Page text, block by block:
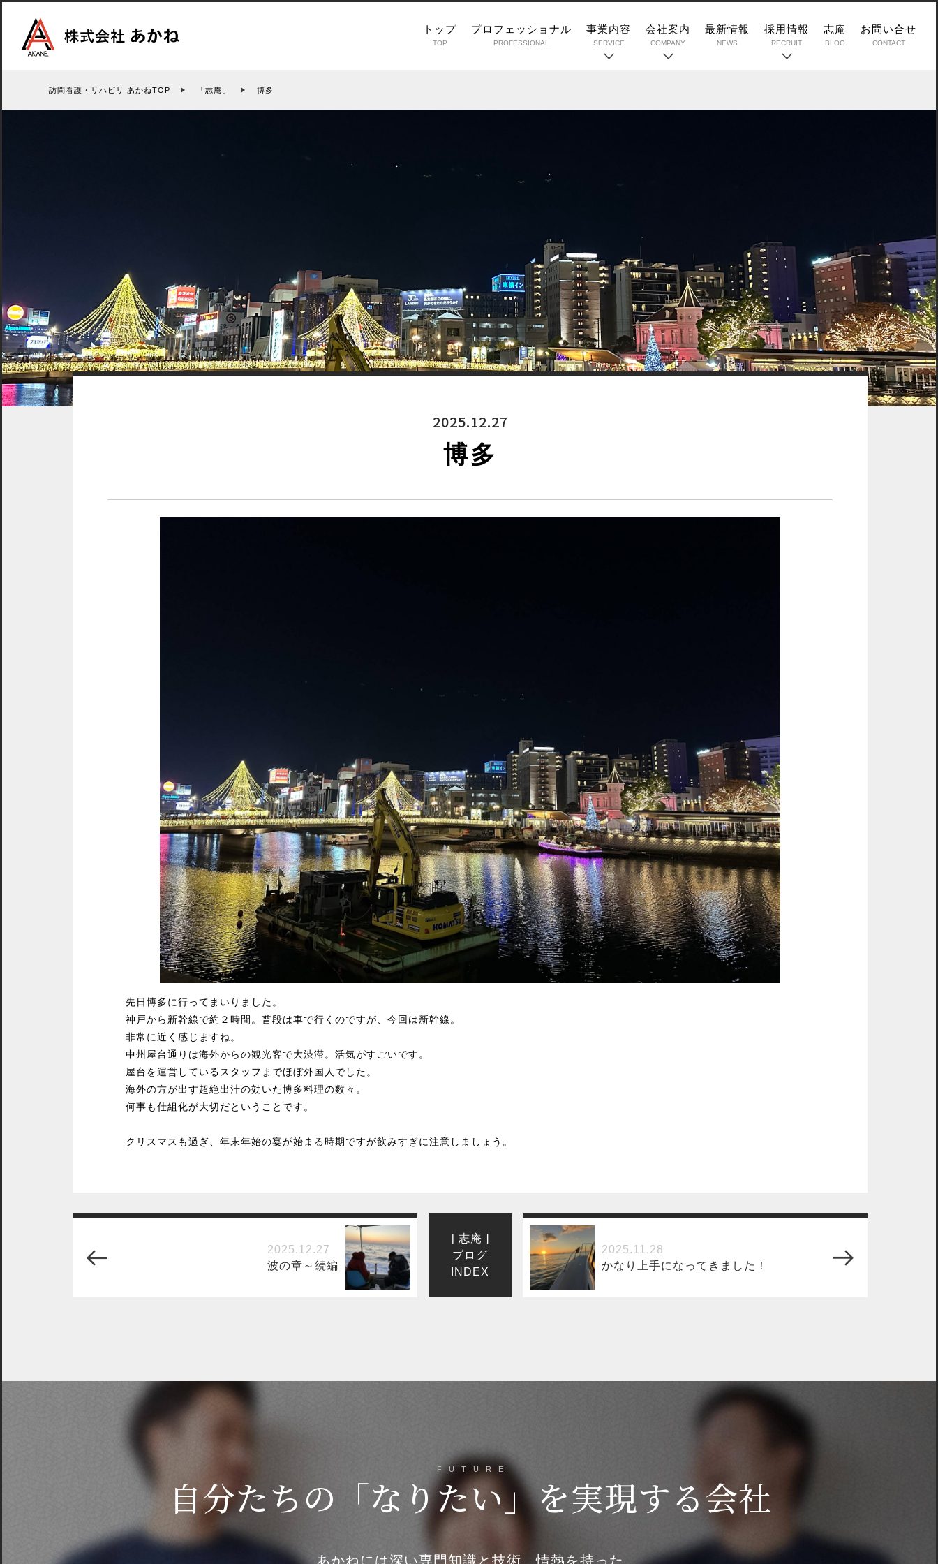
トップ
TOP
プロフェッショナル
PROFESSIONAL
事業内容
SERVICE
会社案内
COMPANY
最新情報
NEWS
採用情報
RECRUIT
志庵
BLOG
お問い合せ
CONTACT
訪問看護・リハビリ あかねTOP 「志庵」 博多
2025.12.27
博多
先日博多に行ってまいりました。
神戸から新幹線で約２時間。普段は車で行くのですが、今回は新幹線。
非常に近く感じますね。
中州屋台通りは海外からの観光客で大渋滞。活気がすごいです。
屋台を運営しているスタッフまでほぼ外国人でした。
海外の方が出す超絶出汁の効いた博多料理の数々。
何事も仕組化が大切だということです。
クリスマスも過ぎ、年末年始の宴が始まる時期ですが飲みすぎに注意しましょう。
[ 志庵 ]
ブログ
INDEX
2025.12.27
波の章～続編
2025.11.28
かなり上手になってきました！
FUTURE
自分たちの 「なりたい」を実現する会社
あかねには深い専門知識と技術、情熱を持った